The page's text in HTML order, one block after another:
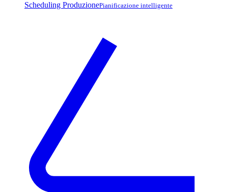
Scheduling ProduzionePianificazione intelligente